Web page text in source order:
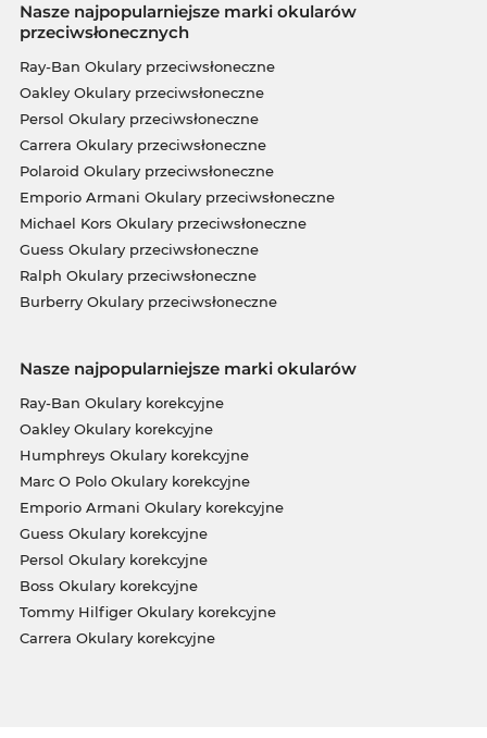
Nasze najpopularniejsze marki okularów
przeciwsłonecznych
Ray-Ban Okulary przeciwsłoneczne
Oakley Okulary przeciwsłoneczne
Persol Okulary przeciwsłoneczne
Carrera Okulary przeciwsłoneczne
Polaroid Okulary przeciwsłoneczne
Emporio Armani Okulary przeciwsłoneczne
Michael Kors Okulary przeciwsłoneczne
Guess Okulary przeciwsłoneczne
Ralph Okulary przeciwsłoneczne
Burberry Okulary przeciwsłoneczne
Nasze najpopularniejsze marki okularów
Ray-Ban Okulary korekcyjne
Oakley Okulary korekcyjne
Humphreys Okulary korekcyjne
Marc O Polo Okulary korekcyjne
Emporio Armani Okulary korekcyjne
Guess Okulary korekcyjne
Persol Okulary korekcyjne
Boss Okulary korekcyjne
Tommy Hilfiger Okulary korekcyjne
Carrera Okulary korekcyjne